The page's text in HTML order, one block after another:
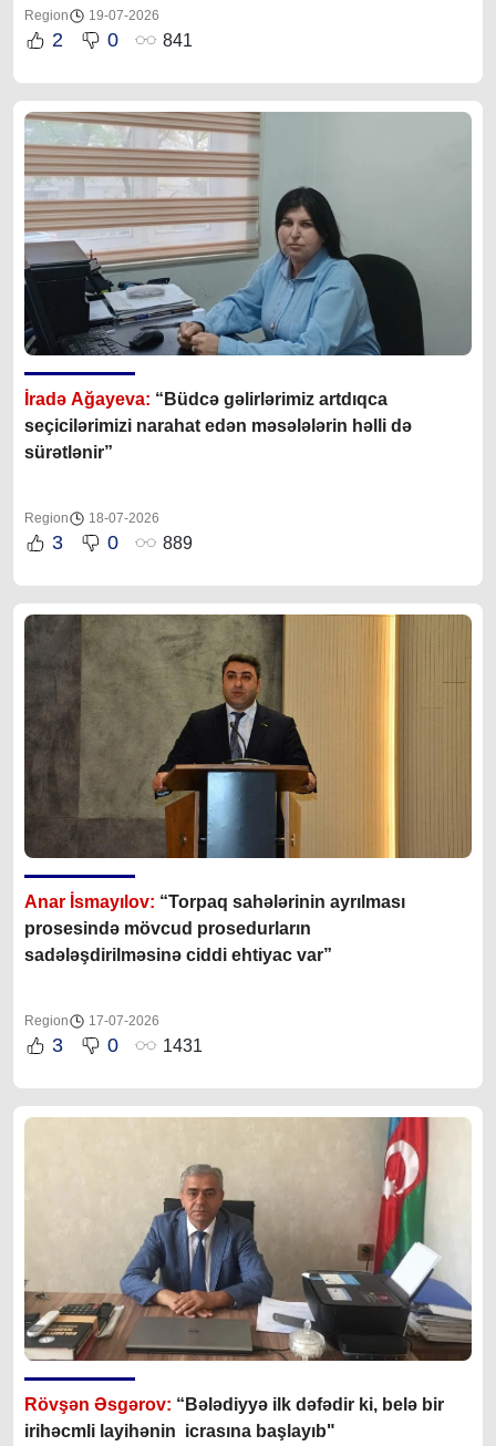
Region 19-07-2026
2 0 841
İradə Ağayeva: “Büdcə gəlirlərimiz artdıqca
seçicilərimizi narahat edən məsələlərin həlli də
sürətlənir”
Region 18-07-2026
3 0 889
Anar İsmayılov: “Torpaq sahələrinin ayrılması
prosesində mövcud prosedurların
sadələşdirilməsinə ciddi ehtiyac var”
Region 17-07-2026
3 0 1431
Rövşən Əsgərov: “Bələdiyyə ilk dəfədir ki, belə bir
irihəcmli layihənin icrasına başlayıb"